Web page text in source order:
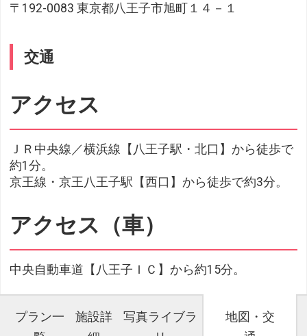
〒192-0083 東京都八王子市旭町１４－１
交通
アクセス
ＪＲ中央線／横浜線【八王子駅・北口】から徒歩で
約1分。
京王線・京王八王子駅【西口】から徒歩で約3分。
アクセス（車）
中央自動車道【八王子ＩＣ】から約15分。
プラン一
施設詳
写真ライブラ
地図・交